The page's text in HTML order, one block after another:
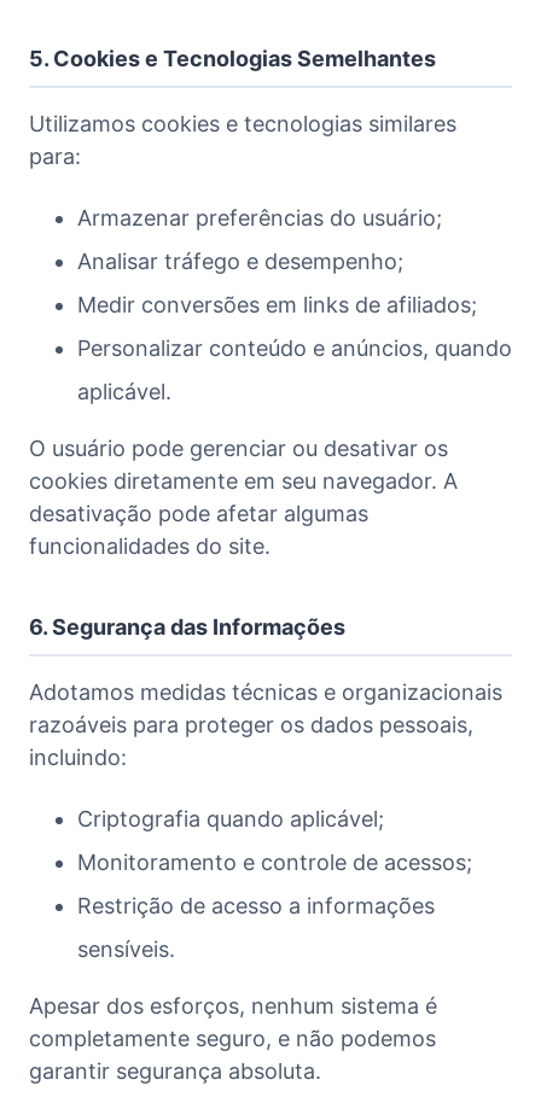
5. Cookies e Tecnologias Semelhantes
Utilizamos cookies e tecnologias similares
para:
Armazenar preferências do usuário;
Analisar tráfego e desempenho;
Medir conversões em links de afiliados;
Personalizar conteúdo e anúncios, quando
aplicável.
O usuário pode gerenciar ou desativar os
cookies diretamente em seu navegador. A
desativação pode afetar algumas
funcionalidades do site.
6. Segurança das Informações
Adotamos medidas técnicas e organizacionais
razoáveis para proteger os dados pessoais,
incluindo:
Criptografia quando aplicável;
Monitoramento e controle de acessos;
Restrição de acesso a informações
sensíveis.
Apesar dos esforços, nenhum sistema é
completamente seguro, e não podemos
garantir segurança absoluta.